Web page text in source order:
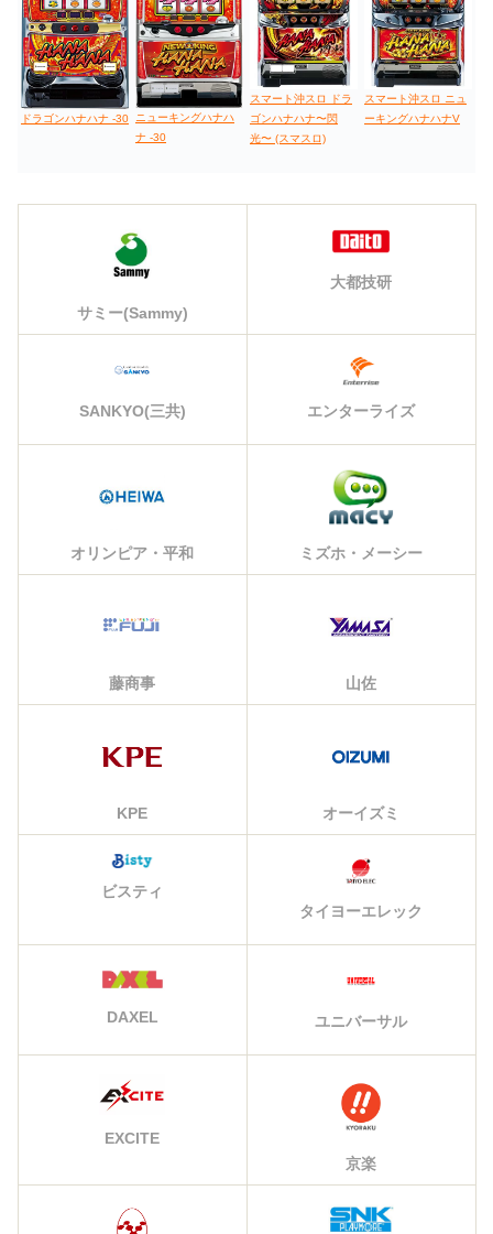
ドラゴンハナハナ -30
ニューキングハナハ
ナ -30
スマート沖スロ ドラ
ゴンハナハナ〜閃
光〜 (スマスロ)
スマート沖スロ ニュ
ーキングハナハナV
サミー(Sammy)
大都技研
SANKYO(三共) エンターライズ
オリンピア・平和 ミズホ・メーシー
藤商事 山佐
KPE オーイズミ
ビスティ
タイヨーエレック
DAXEL ユニバーサル
EXCITE
京楽